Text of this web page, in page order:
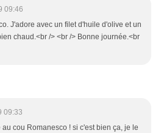
09:46
J'adore avec un filet d'huile d'olive et un
chaud.<br /> <br /> Bonne journée.<br
09:33
cou Romanesco ! si c'est bien ça, je le